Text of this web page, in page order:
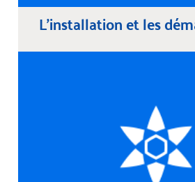
L'installation et les